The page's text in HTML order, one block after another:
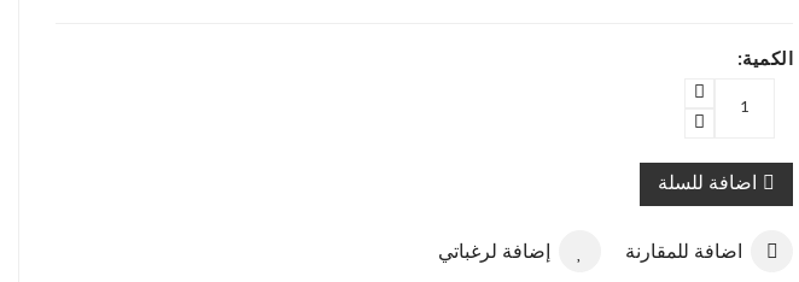
الكمية:
اضافة للسلة
إضافة لرغباتي اضافة للمقارنة